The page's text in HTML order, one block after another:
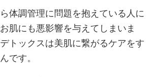
体調管理に問題を抱えている人に
肌にも悪影響を与えてしまいま
トックスは美肌に繋がるケアをす
です。